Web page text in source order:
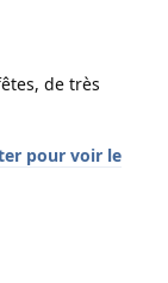
de très
pour voir le